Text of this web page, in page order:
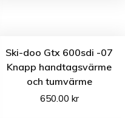
Ski-doo Gtx 600sdi -07
Knapp handtagsvärme
och tumvärme
650.00 kr